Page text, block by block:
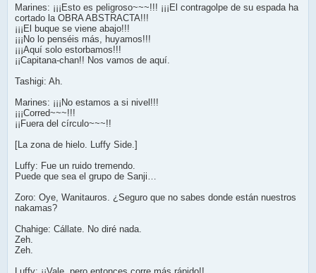
Marines: ¡¡¡Esto es peligroso~~~!!! ¡¡¡El contragolpe de su espada ha
cortado la OBRA ABSTRACTA!!!
¡¡¡El buque se viene abajo!!!
¡¡¡No lo penséis más, huyamos!!!
¡¡¡Aquí solo estorbamos!!!
¡¡Capitana-chan!! Nos vamos de aquí.
Tashigi: Ah.
Marines: ¡¡¡No estamos a si nivel!!!
¡¡¡Corred~~~!!!
¡¡Fuera del círculo~~~!!
[La zona de hielo. Luffy Side.]
Luffy: Fue un ruido tremendo.
Puede que sea el grupo de Sanji…
Zoro: Oye, Wanitauros. ¿Seguro que no sabes donde están nuestros
nakamas?
Chahige: Cállate. No diré nada.
Zeh.
Zeh.